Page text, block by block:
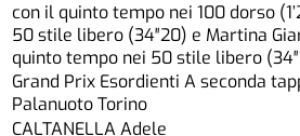
con il quinto tempo nei 100 dorso
50 stile libero (34″20) e Martina
quinto tempo nei 50 stile libero
Grand Prix Esordienti A seconda
Palanuoto Torino
CALTANELLA Adele